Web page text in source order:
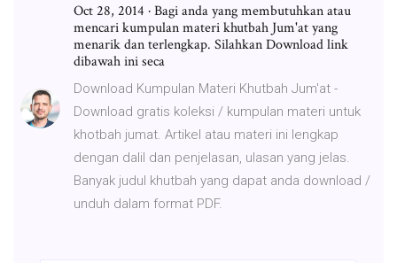
Oct 28, 2014 · Bagi anda yang membutuhkan atau
mencari kumpulan materi khutbah Jum'at yang
menarik dan terlengkap. Silahkan Download link
dibawah ini seca
Download Kumpulan Materi Khutbah Jum'at -
Download gratis koleksi / kumpulan materi untuk
khotbah jumat. Artikel atau materi ini lengkap
dengan dalil dan penjelasan, ulasan yang jelas.
Banyak judul khutbah yang dapat anda download /
unduh dalam format PDF.